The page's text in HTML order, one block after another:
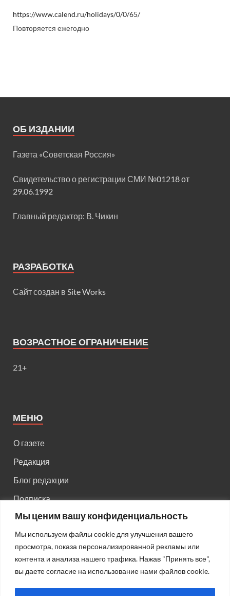
Мы ценим вашу конфиденциальность
Мы используем файлы cookie для улучшения вашего
просмотра, показа персонализированной рекламы или
контента и анализа нашего трафика. Нажав "Принять все",
вы даете согласие на использование нами файлов cookie.
https://www.calend.ru/holidays/0/0/65/
Повторяется ежегодно
ОБ ИЗДАНИИ
Газета «Советская Россия»
Свидетельство о регистрации СМИ №01218 от
29.06.1992
Главный редактор: В. Чикин
РАЗРАБОТКА
Сайт создан в Site Works
ВОЗРАСТНОЕ ОГРАНИЧЕНИЕ
21+
МЕНЮ
О газете
Редакция
Блог редакции
Подписка
Правила поведения на сайте
Реклама
Старый сайт
Старый HTML сайт